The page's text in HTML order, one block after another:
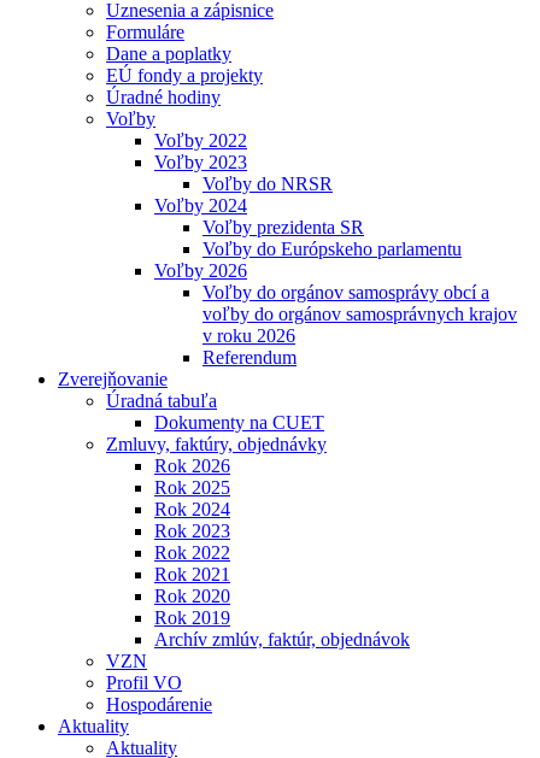
Uznesenia a zápisnice
Formuláre
Dane a poplatky
EÚ fondy a projekty
Úradné hodiny
Voľby
Voľby 2022
Voľby 2023
Voľby do NRSR
Voľby 2024
Voľby prezidenta SR
Voľby do Európskeho parlamentu
Voľby 2026
Voľby do orgánov samosprávy obcí a
voľby do orgánov samosprávnych krajov
v roku 2026
Referendum
Zverejňovanie
Úradná tabuľa
Dokumenty na CUET
Zmluvy, faktúry, objednávky
Rok 2026
Rok 2025
Rok 2024
Rok 2023
Rok 2022
Rok 2021
Rok 2020
Rok 2019
Archív zmlúv, faktúr, objednávok
VZN
Profil VO
Hospodárenie
Aktuality
Aktuality